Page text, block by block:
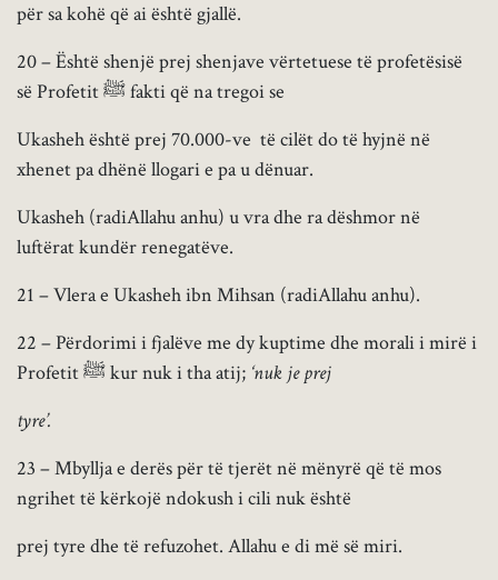
për sa kohë që ai është gjallë.
20 – Është shenjë prej shenjave vërtetuese të profetësisë
së Profetit ﷺ fakti që na tregoi se
Ukasheh është prej 70.000-ve të cilët do të hyjnë në
xhenet pa dhënë llogari e pa u dënuar.
Ukasheh (radiAllahu anhu) u vra dhe ra dëshmor në
luftërat kundër renegatëve.
21 – Vlera e Ukasheh ibn Mihsan (radiAllahu anhu).
22 – Përdorimi i fjalëve me dy kuptime dhe morali i mirë i
Profetit ﷺ kur nuk i tha atij; ‘nuk je prej
tyre’.
23 – Mbyllja e derës për të tjerët në mënyrë që të mos
ngrihet të kërkojë ndokush i cili nuk është
prej tyre dhe të refuzohet. Allahu e di më së miri.